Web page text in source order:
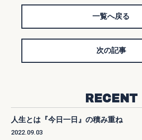
一覧へ戻る
次の記事
RECENT
人生とは『今日一日』の積み重ね
2022.09.03